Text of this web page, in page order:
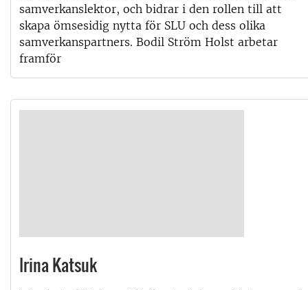
samverkanslektor, och bidrar i den rollen till att
skapa ömsesidig nytta för SLU och dess olika
samverkanspartners. Bodil Ström Holst arbetar
framför
Irina Katsuk